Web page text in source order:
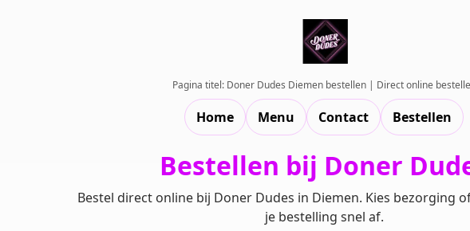
Pagina titel: Doner Dudes Diemen bestellen | Direct online
Home Menu Contact Bestellen
Bestellen bij Doner
Bestel direct online bij Doner Dudes in Diemen. Kies bezorging
je bestelling snel af.